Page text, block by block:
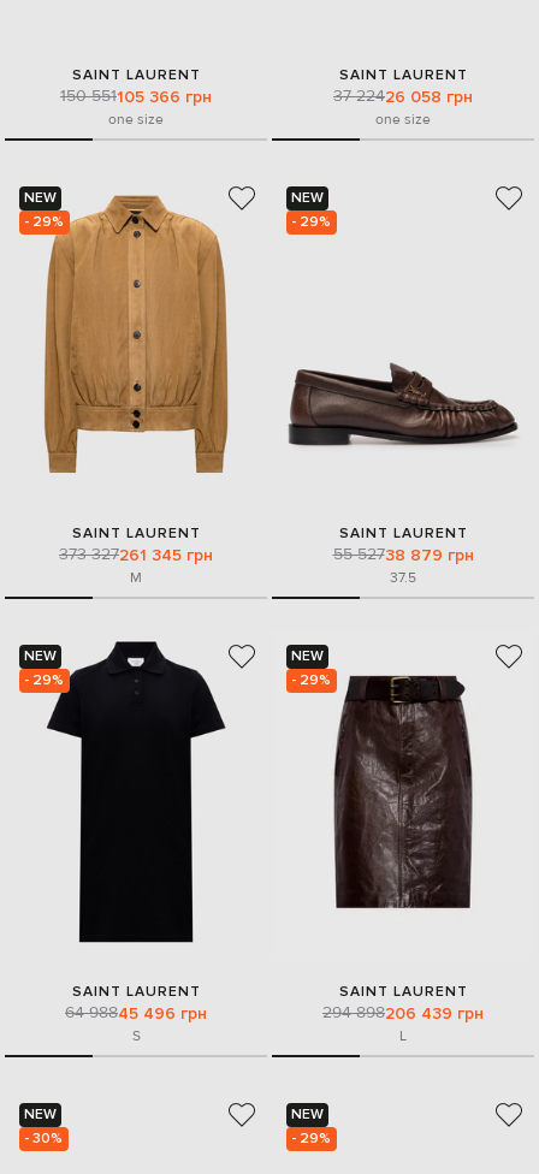
SAINT LAURENT
150 551105 366 грн
one size
SAINT LAURENT
37 22426 058 грн
one size
NEW
- 29%
SAINT LAURENT
373 327261 345 грн
M
NEW
- 29%
SAINT LAURENT
55 52738 879 грн
37.5
NEW
- 29%
SAINT LAURENT
64 98845 496 грн
S
NEW
- 29%
SAINT LAURENT
294 898206 439 грн
L
NEW
- 30%
NEW
- 29%